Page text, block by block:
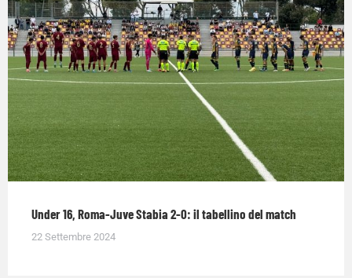
Under 16, Roma-Juve Stabia 2-0: il tabellino del match
22 Settembre 2024